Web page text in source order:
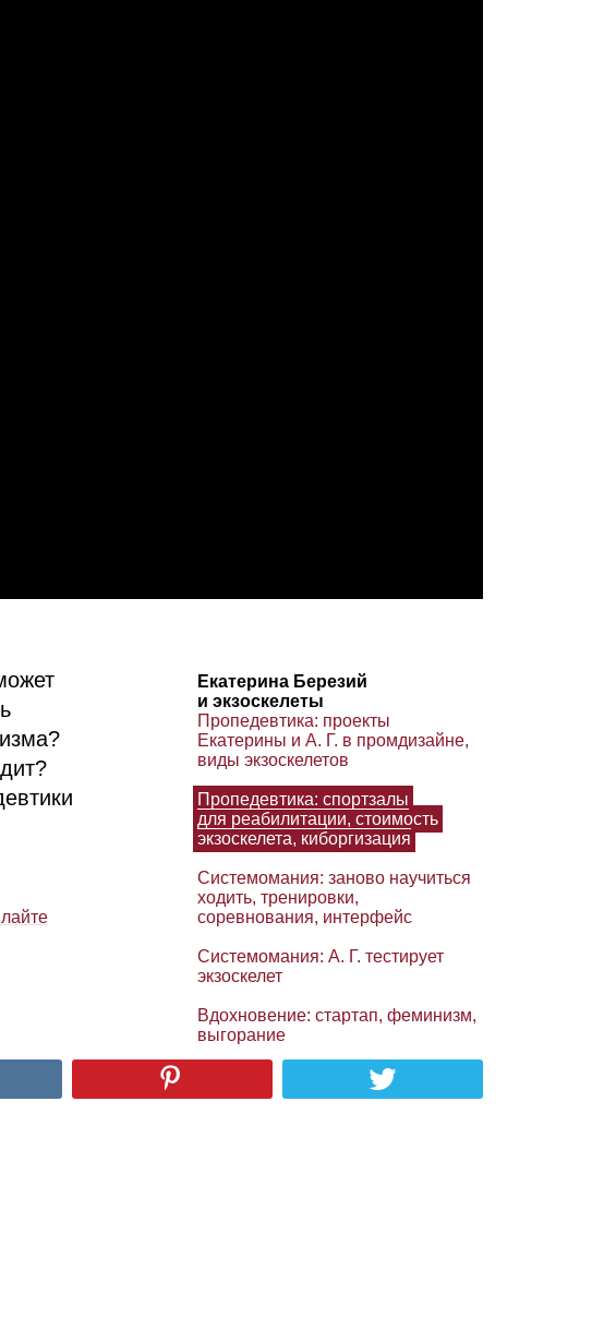
Екатерина Березий
и экзоскелеты
Пропедевтика: проекты
Екатерины и А. Г. в промдизайне,
виды экзоскелетов
Пропедевтика: спортзалы
для реабилитации, стоимость
экзоскелета, киборгизация
Системомания: заново научиться
ходить, тренировки,
соревнования, интерфейс
Системомания: А. Г. тестирует
экзоскелет
Вдохновение: стартап, феминизм,
выгорание